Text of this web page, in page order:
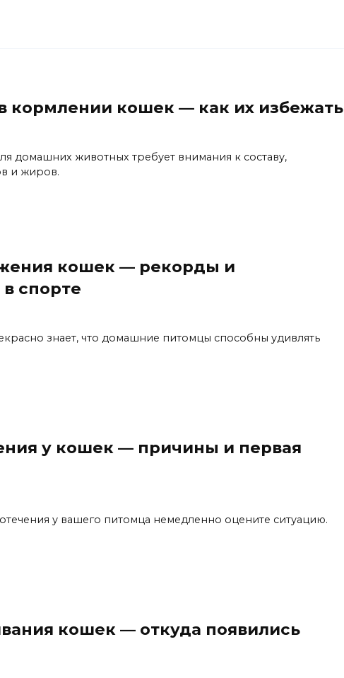
кормлении кошек — как их избежать
домашних животных требует внимания к составу,
и жиров.
кошек — рекорды и
спорте
знает, что домашние питомцы способны удивлять
у кошек — причины и первая
у вашего питомца немедленно оцените ситуацию.
кошек — откуда появились